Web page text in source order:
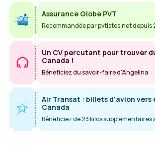
Assurance Globe PVT
Recommandée par pvtistes.net depuis
Un CV percutant pour trouver
Canada !
Bénéficiez du savoir-faire d'Angelina
Air Transat : billets d'avion vers
Canada
Bénéficiez de 23 kilos supplémentaires